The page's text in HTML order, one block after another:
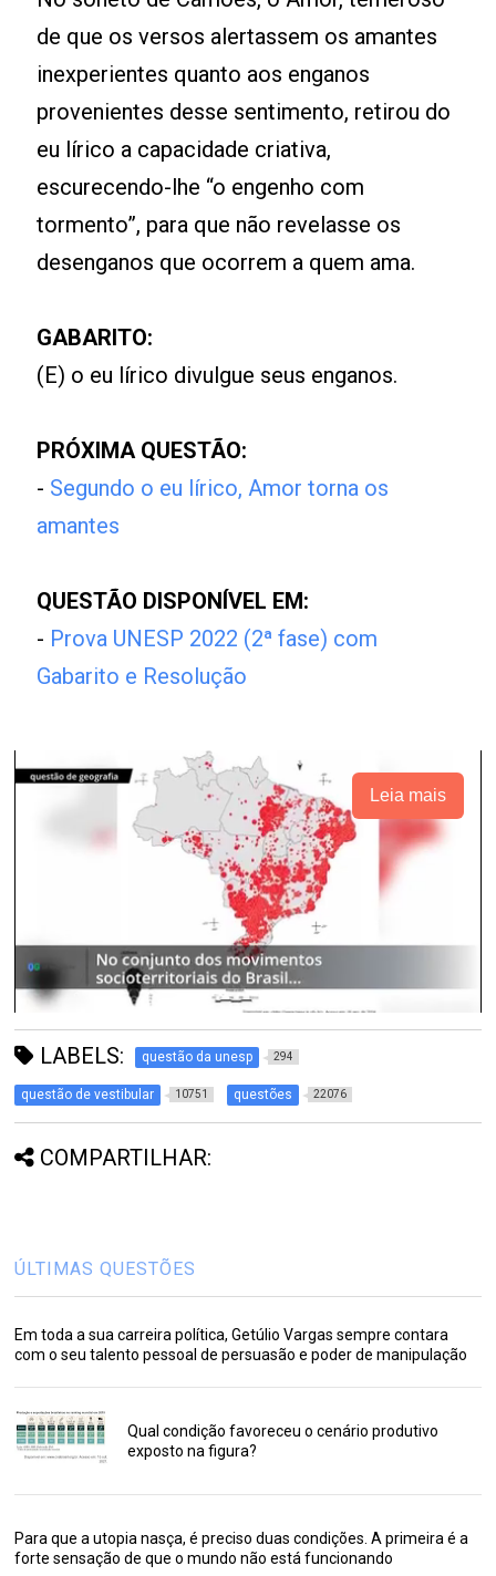
de que os versos alertassem os amantes
inexperientes quanto aos enganos
provenientes desse sentimento, retirou do
eu lírico a capacidade criativa,
escurecendo-lhe “o engenho com
tormento”, para que não revelasse os
desenganos que ocorrem a quem ama.
GABARITO:
(E) o eu lírico divulgue seus enganos.
PRÓXIMA QUESTÃO:
- Segundo o eu lírico, Amor torna os
amantes
QUESTÃO DISPONÍVEL EM:
- Prova UNESP 2022 (2ª fase) com
Gabarito e Resolução
Leia mais
LABELS: questão da unesp 294
questão de vestibular 10751 questões 22076
COMPARTILHAR:
ÚLTIMAS QUESTÕES
Em toda a sua carreira política, Getúlio Vargas sempre contara
com o seu talento pessoal de persuasão e poder de manipulação
Qual condição favoreceu o cenário produtivo
exposto na figura?
Para que a utopia nasça, é preciso duas condições. A primeira é a
forte sensação de que o mundo não está funcionando